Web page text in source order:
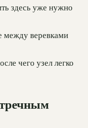
здесь уже нужно
между веревками
чего узел легко